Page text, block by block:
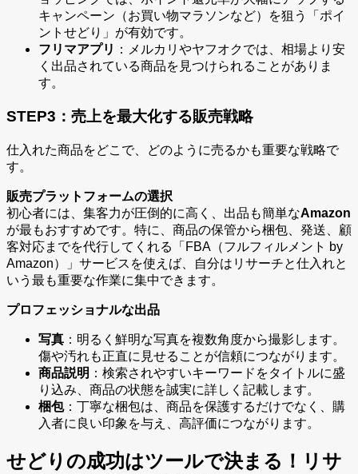
キャンペーン（お買い物マラソンなど）を狙う「ポイ
ントせどり」が有効です。
フリマアプリ ：メルカリやヤフオクでは、相場より安
く出品されている商品を見つけられることがありま
す。
STEP3：売上を最大化する販売戦略
仕入れた商品をどこで、どのように売るかも重要な戦略で
す。
販売プラットフォームの選択
初心者には、集客力が圧倒的に高く、出品も簡単なAmazon
が最もおすすめです。特に、商品の保管から梱包、発送、顧
客対応までを代行してくれる「FBA（フルフィルメント by
Amazon）」サービスを使えば、自分はリサーチと仕入れと
いう最も重要な作業に集中できます。
プロフェッショナルな出品
写真 ：明るく鮮明な写真を複数角度から撮影します。
傷や汚れも正直に見せることが信頼につながります。
商品説明 ：検索されやすいキーワードをタイトルに盛
り込み、商品の状態を誠実に詳しく記載します。
梱包：丁寧な梱包は、商品を保護するだけでなく、購
入者に良い印象を与え、高評価につながります。
せどりの成功はツールで決まる！リサ